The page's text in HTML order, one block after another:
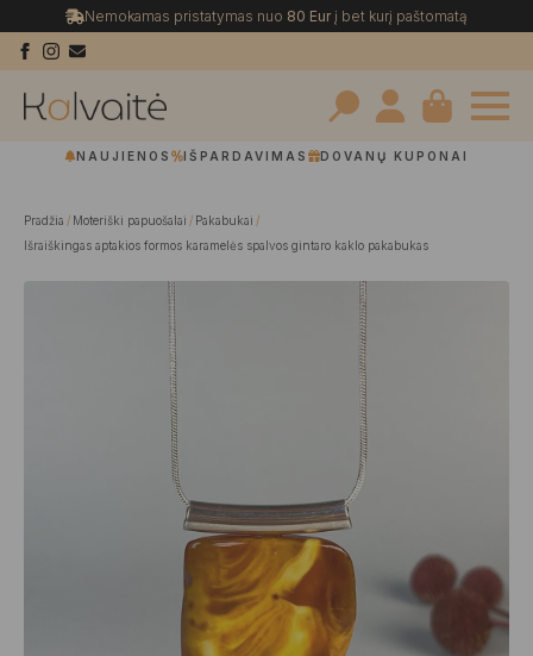
Nemokamas pristatymas nuo 80 Eurį bet kurį paštomatą
Search
NAUJIENOS IŠPARDAVIMAS DOVANŲ KUPONAI
Pradžia Moteriški papuošalai
Pakabukai
Išraiškingas aptakios formos karamelės spalvos gintaro kaklo pakabukas